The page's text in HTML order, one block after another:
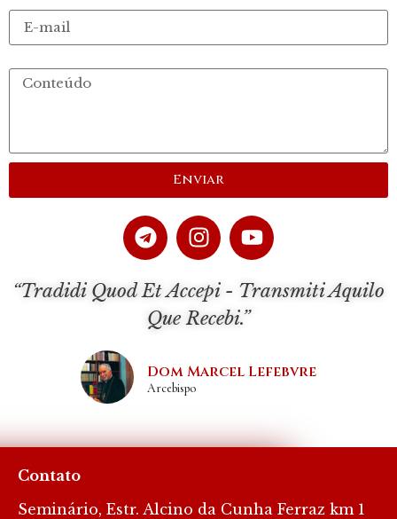
Enviar
“Tradidi Quod Et Accepi - Transmiti Aquilo
Que Recebi.”
Dom Marcel Lefebvre
Arcebispo
Contato
Seminário, Estr. Alcino da Cunha Ferraz km 1